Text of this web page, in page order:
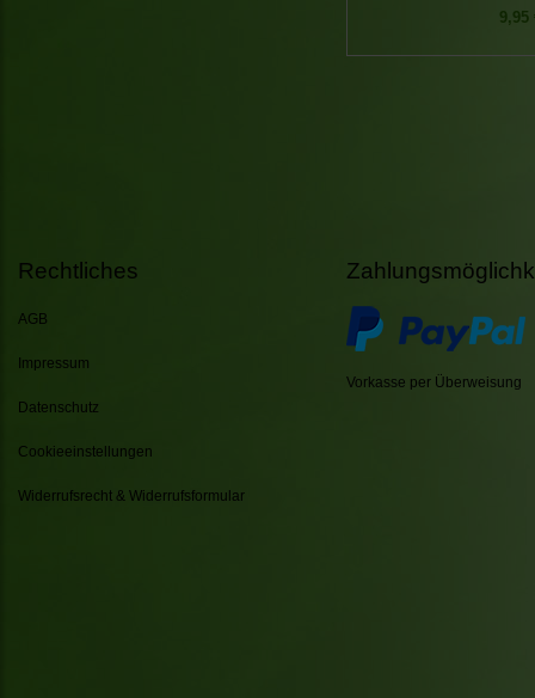
9,95
Rechtliches
AGB
Impressum
Datenschutz
Cookieeinstellungen
Widerrufsrecht & Widerrufsformular
Vorkasse per Überweisung